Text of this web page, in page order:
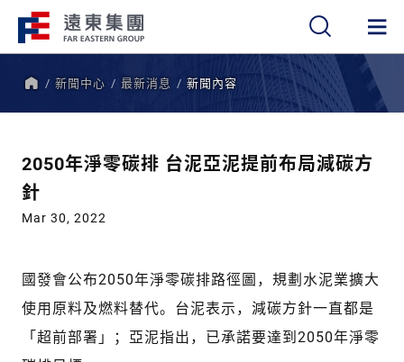
新聞中心 最新消息 新聞內容
2050年淨零碳排 台泥亞泥提前布局減碳方
針
Mar 30, 2022
國發會公布2050年淨零碳排路徑圖，規劃水泥業擴大
使用原料及燃料替代。台泥表示，減碳方針一直都是
「超前部署」；亞泥指出，已承諾要達到2050年淨零